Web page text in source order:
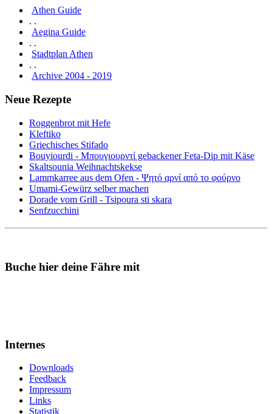
Athen Guide
. .
Aegina Guide
. .
Stadtplan Athen
. .
Archive 2004 - 2019
Neue Rezepte
Roggenbrot mit Hefe
Kleftiko
Griechisches Stifado
Bouyiourdi - Μπουγιουρντί gebackener Feta-Dip mit Käse
Skaltsounia Weihnachtskekse
Lammkarree aus dem Ofen - Ψητό αρνί από το φούρνο
Umami-Gewürz selber machen
Dorade vom Grill - Tsipoura sti skara
Senfzucchini
Buche hier deine Fähre mit
Internes
Downloads
Feedback
Impressum
Links
Statistik